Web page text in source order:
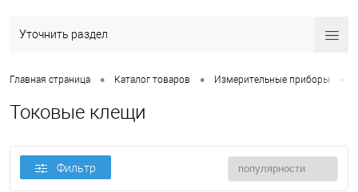
Уточнить раздел
Главная страница • Каталог товаров • Измерительные приборы •
Токовые клещи
Фильтр